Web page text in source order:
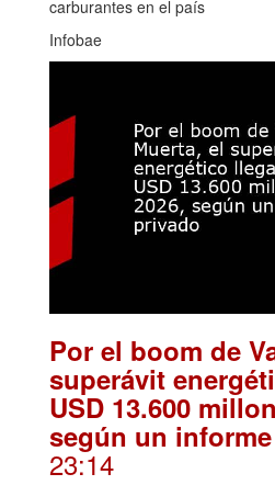
carburantes en el país
Infobae
Por el boom de
superávit
USD 13.600
según un
23:14